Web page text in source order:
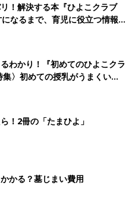
！解決する本『ひよこクラブ
なるまで、育児に役立つ情報が
わかり！『初めてのひよこクラ
〉初めての授乳がうまくい
の基本と夏のトラブル 解決テ
！2冊の「たまひよ」
かる？墓じまい費用